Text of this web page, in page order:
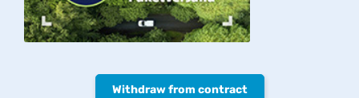
Withdraw from contract